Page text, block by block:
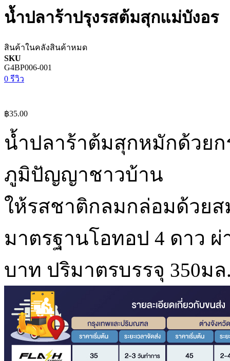
น้ำปลาร้าปรุงรสต้มสุกแม่บังอร
สินค้าในคลังสินค้าหมด
SKU
G4BP006-001
0 รีวิว
฿35.00
น้ำปลาร้าต้มสุกหมักด้วย
ภูมิปัญญาชาวบ้าน
ให้รสชาติกลมกล่อมด้วย
มาตรฐานโอทอป 4 ดาว ผ่
บาท ปริมาตรบรรจุ 350มล